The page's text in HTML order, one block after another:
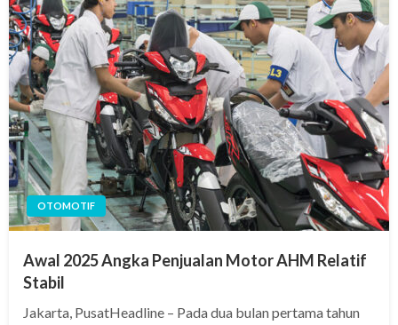
OTOMOTIF
Awal 2025 Angka Penjualan Motor AHM Relatif
Stabil
Jakarta, PusatHeadline – Pada dua bulan pertama tahun